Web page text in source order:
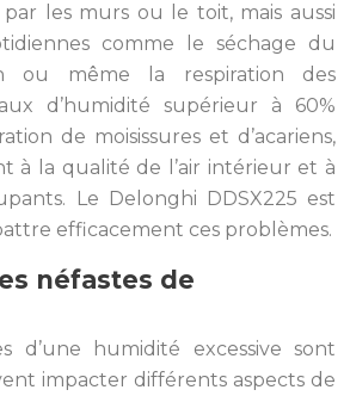
par les murs ou le toit, mais aussi
comme le séchage du
ou même la respiration des
d’humidité supérieur à 60%
de moisissures et d’acariens,
à la qualité de l’air intérieur et à
Le Delonghi DDSX225 est
efficacement ces problèmes.
néfastes de
d’une humidité excessive sont
impacter différents aspects de